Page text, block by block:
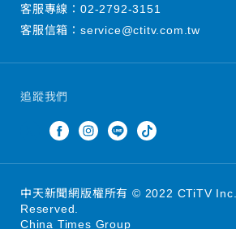
追蹤我們
客服專線： 02-2792-3151
客服信箱： service@ctitv.com.tw
中天新聞網版權所有 © 2022 CTiTV
Reserved.
China Times Group